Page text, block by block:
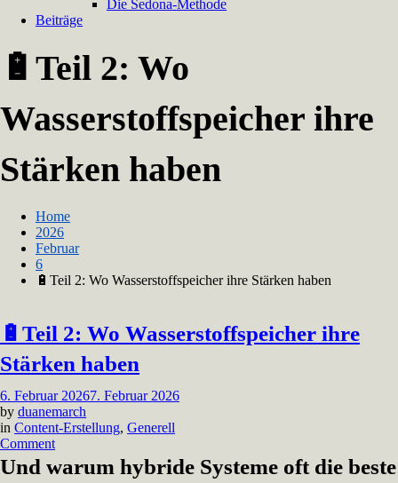
Die Sedona-Methode
Beiträge
🔋Teil 2: Wo
Wasserstoffspeicher ihre
Stärken haben
Home
2026
Februar
6
🔋Teil 2: Wo Wasserstoffspeicher ihre Stärken haben
🔋Teil 2: Wo Wasserstoffspeicher ihre
Stärken haben
6. Februar 20267. Februar 2026
by duanemarch
in Content-Erstellung, Generell
Commenton
Teil
Und warum hybride Systeme oft die beste